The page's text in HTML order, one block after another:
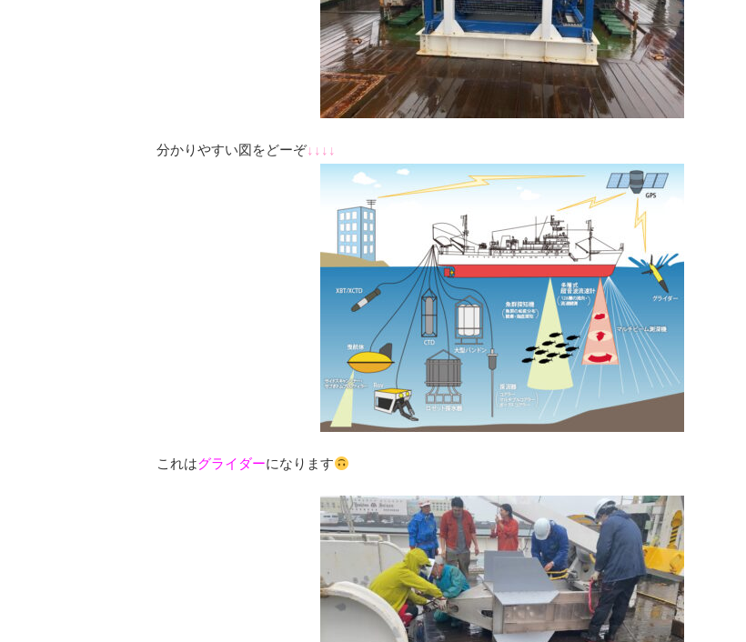
分かりやすい図をどーぞ↓↓↓↓
これはグライダーになります